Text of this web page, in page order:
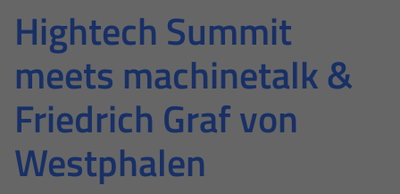
Hightech Summit
meets machinetalk &
Friedrich Graf von
Westphalen